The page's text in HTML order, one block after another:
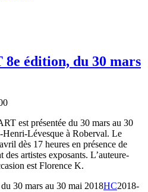
édition, du 30 mars
est présentée du 30 mars au 30
Lévesque à Roberval. Le
dès 17 heures en présence de
artistes exposants. L’auteure-
est Florence K.
30 mars au 30 mai 2018HC2018-